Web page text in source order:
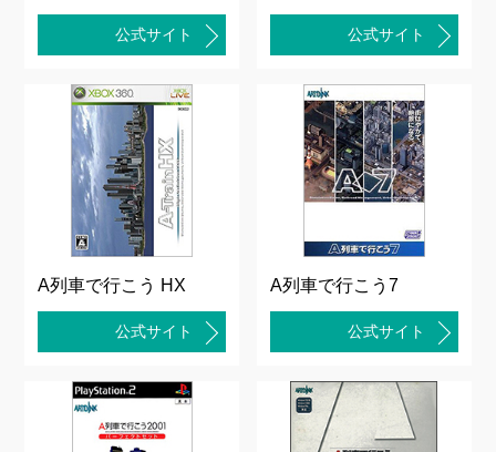
公式サイト 公式サイト
A列車で行こう HX
公式サイト
A列車で行こう7
公式サイト